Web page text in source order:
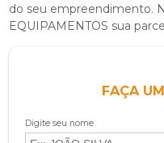
do seu empreendimento.
EQUIPAMENTOS sua
FAÇA
Digite seu nome